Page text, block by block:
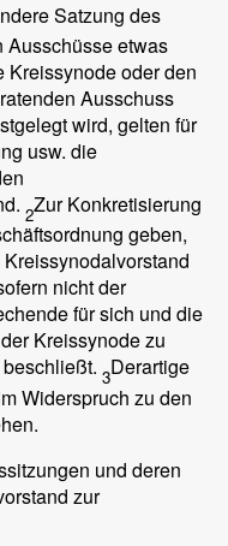
Satzung des
Ausschüsse etwas
Kreissynode oder den
Ausschuss
wird, gelten für
usw. die
2Zur Konkretisierung
geben,
nicht der
für sich und die
Kreissynode zu
3Derartige
Widerspruch zu den
und deren
zur